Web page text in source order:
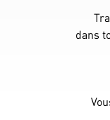
dans